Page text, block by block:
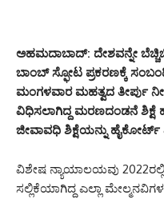
ಅಹಮದಾಬಾದ್: ದೇಶವನ್ನೇ
ಬಾಂಬ್ ಸ್ಫೋಟ ಪ್ರಕರಣಕ್ಕೆ
ಮಂಗಳವಾರ ಮಹತ್ವದ ತೀರ್ಪು
ವಿಧಿಸಲಾಗಿದ್ದ ಮರಣದಂಡನೆ ಶಿಕ್ಷೆ
ಜೀವಾವಧಿ ಶಿಕ್ಷೆಯನ್ನು ಹೈಕೋರ್ಟ್
ವಿಶೇಷ ನ್ಯಾಯಾಲಯವು 2022ರಲ್ಲಿ
ಸಲ್ಲಿಕೆಯಾಗಿದ್ದ ಎಲ್ಲಾ